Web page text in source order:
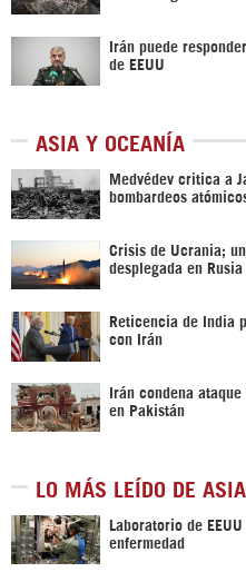
Irán puede
de EEUU
ASIA Y OCEANÍA
Medvédev critica a
bombardeos
Crisis de Ucrania;
desplegada en Rusia
Reticencia de India
con Irán
Irán condena
en Pakistán
LO MÁS LEÍDO DE
Laboratorio de
enfermedad